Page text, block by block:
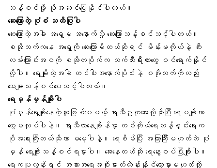
သန့်စင်ဖို့ ပိုအဆင်ပြေနိုင်ပါတယ်။
ဆေးကြောတဲ့ ပုံစံ သတိပြုပါ
ဆေးကြောတဲ့အခါ အရှေ့မှ အနောက်သို့ ဆေးကြောသန့်စင်သင့်ပါတယ်။
စအိုဘက်ကနေ အရှေ့ကို ဆေးကြောမိတယ်ဆိုရင် မိန်းမကိုယ်နဲ့ ဆီး
လမ်းကြောင်း အဝကို စအိုတဝိုက်က ဘက်တီးရီးယားတွေ ဝင်ရောက်နိုင်
လို့ပါ။ ရေချိုးတဲ့အခါ တင်ပါးအနောက်ပိုင်းနဲ့ စအိုဘက်ကိုလည်း
သေချာသန့်စင်ပေးသင့်ပါတယ်။
ရေမှန်မှန်ချိုးပါ
ပုံမှန်ရေချိုးနေတဲ့သူဖြစ်ပေမယ့် ရာသီဥတုအေးလို့ဆိုပြီး ရေမချိုးတာ
တွေမလုပ်ပါနဲ့။ ရာသီလာနေချိန်မှာ တစ်ကိုယ်ရေသန့်ရှင်းရေးက
ပိုအရေးကြီးတယ်ဆိုတာ မမေ့ပါနဲ့။ ရေစိမ်ပြီး အကြာကြီးမဟုတ်ဘဲ ပုံ
မှန် ရေချိုးသန့်စင်ရမှာပါ။ အေးနေတယ်ဆို ရေနွေးစပ်ပြီးချိုးပါ။
ရေကပူလွန်းရင် အသားအရေအစိုဓာတ်ထိန်းနိုင်တော့မှာမဟုတ်လို့